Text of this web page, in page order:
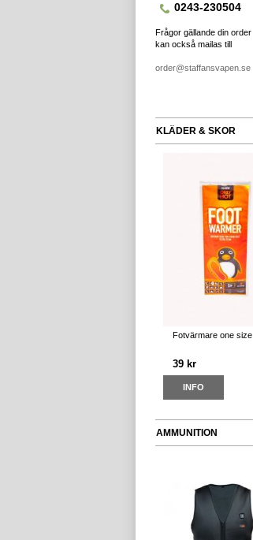
0243-230504
Frågor gällande din order
kan också mailas till
order@staffansvapen.se
KLÄDER & SKOR
Fotvärmare one size
39 kr
INFO
AMMUNITION